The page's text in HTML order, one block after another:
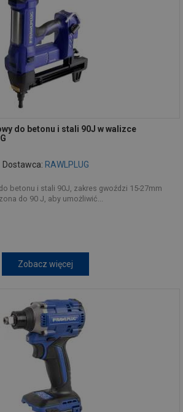
do betonu i stali 90J w walizce
Dostawca: RAWLPLUG
betonu i stali 90J, zakres gwoździ 15-27mm
do 90 J, aby umożliwić...
Zobacz więcej